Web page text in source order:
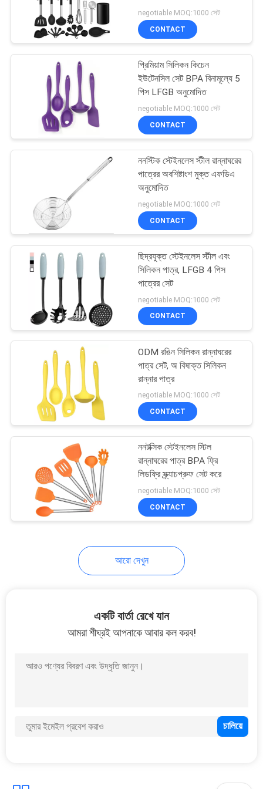
POLICY
সিলিকন বেকিং ছাঁচ
14
BBQ পাত্র সেট
15
রান্নাঘরের গ্যাজেট সরঞ্জাম
সিলিকন বাস্টিং ব্রাশ
রান্নাঘর খাদ্য চিমটি
ফেলুন
negotiable MOQ:1000 সেট
CONTACT
প্রিমিয়াম সিলিকন কিচেন
ইউটেনসিল সেট BPA বিনামূল্যে 5
পিস LFGB অনুমোদিত
negotiable MOQ:1000 সেট
CONTACT
ননস্টিক স্টেইনলেস স্টীল রান্নাঘরের
পাত্রের অবশিষ্টাংশ মুক্ত এফডিএ
অনুমোদিত
negotiable MOQ:1000 সেট
CONTACT
ছিদ্রযুক্ত স্টেইনলেস স্টীল এবং
সিলিকন পাত্র, LFGB 4 পিস
পাত্রের সেট
negotiable MOQ:1000 সেট
CONTACT
ODM রঙিন সিলিকন রান্নাঘরের
পাত্র সেট, অ বিষাক্ত সিলিকন
রান্নার পাত্র
negotiable MOQ:1000 সেট
CONTACT
ননটক্সিক স্টেইনলেস স্টিল
রান্নাঘরের পাত্র BPA ফ্রি
লিডফ্রি স্ক্র্যাচপ্রুফ সেট করে
negotiable MOQ:1000 সেট
CONTACT
আরো দেখুন
একটি বার্তা রেখে যান
আমরা শীঘ্রই আপনাকে আবার কল করব!